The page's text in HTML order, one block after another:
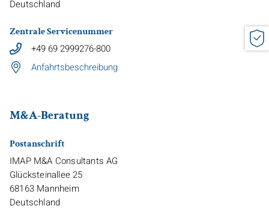
Deutschland
Zentrale Servicenummer
+49 69 2999276-800
Anfahrtsbeschreibung
M&A-Beratung
Postanschrift
IMAP M&A Consultants AG
Glücksteinallee 25
68163 Mannheim
Deutschland